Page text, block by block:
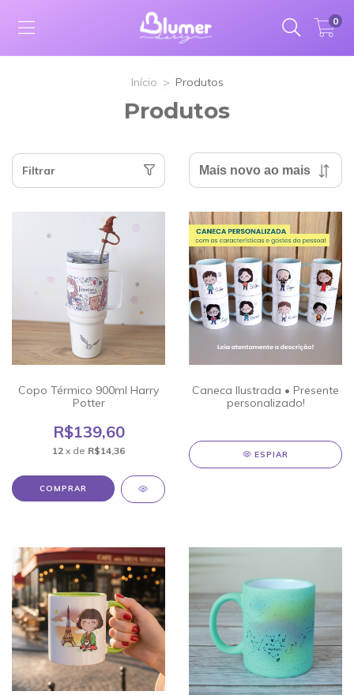
0
Início > Produtos
Produtos
Filtrar
Copo Térmico 900ml Harry
Potter
R$139,60
12 x de R$14,36
Caneca Ilustrada • Presente
personalizado!
ESPIAR